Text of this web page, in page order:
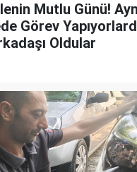
Mutlu Günü!
Görev
Oldular